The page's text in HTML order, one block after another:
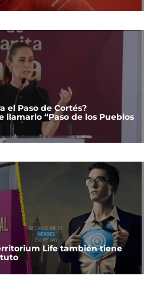
el Paso de Cortés?
“Paso de los Pueblos
Life también tiene